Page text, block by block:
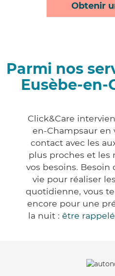
Obtenir
Parmi nos
Eusèbe-en-
Click&Care
en-Champsaur en
contact avec les
plus proches et les
vos besoins.
vie pour réaliser
quotidienne, vous
encore pour une
la nuit : être